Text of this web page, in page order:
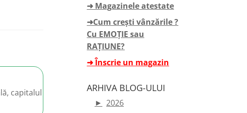
capitalul
➜ Magazinele atestate
➜Cum crești vânzările ?
Cu EMOȚIE sau
RAȚIUNE?
➜ Înscrie un magazin
ARHIVA BLOG-ULUI
► 2026